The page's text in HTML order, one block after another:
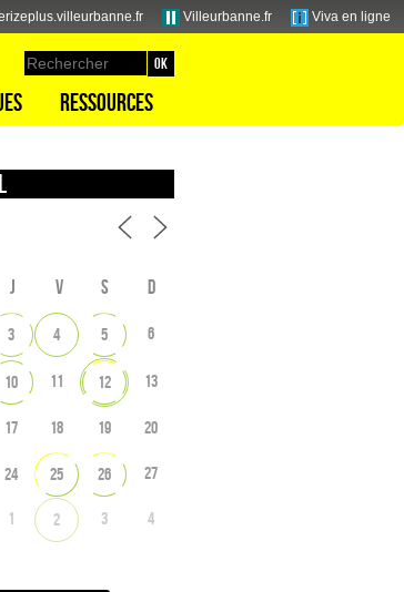
Villeurbanne.fr Viva en ligne
Ressources
J V S D
3 4 5 6
10 11 12 13
17 18 19 20
24 25 26 27
1 2 3 4